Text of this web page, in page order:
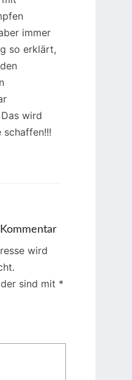
immer
so erklärt,
wird
schaffen!!!
wird
sind mit *